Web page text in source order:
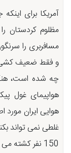
آمریکا برای
مظلوم کردستان
مسافربری را
و فقط ضعیف کشی
هواپیمای غول
هوایی ایران مورد
غلطی نمی تواند
150 نفر کشته می